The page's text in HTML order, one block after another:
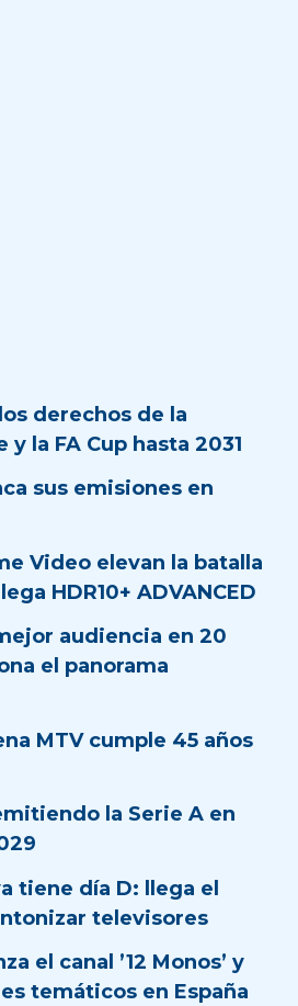
derechos de la
la FA Cup hasta 2031
sus emisiones en
Video elevan la batalla
HDR10+ ADVANCED
audiencia en 20
el panorama
MTV cumple 45 años
la Serie A en
tiene día D: llega el
televisores
el canal ’12 Monos’ y
temáticos en España